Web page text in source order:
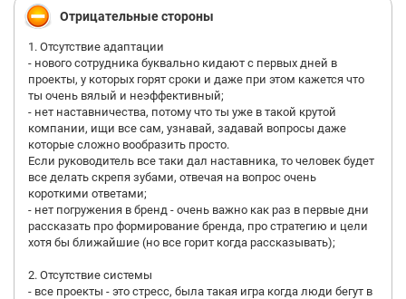
Отрицательные стороны
1. Отсутствие адаптации
- нового сотрудника буквально кидают с первых дней в
проекты, у которых горят сроки и даже при этом кажется что
ты очень вялый и неэффективный;
- нет наставничества, потому что ты уже в такой крутой
компании, ищи все сам, узнавай, задавай вопросы даже
которые сложно вообразить просто.
Если руководитель все таки дал наставника, то человек будет
все делать скрепя зубами, отвечая на вопрос очень
короткими ответами;
- нет погружения в бренд - очень важно как раз в первые дни
рассказать про формирование бренда, про стратегию и цели
хотя бы ближайшие (но все горит когда рассказывать);
2. Отсутствие системы
- все проекты - это стресс, была такая игра когда люди бегут в